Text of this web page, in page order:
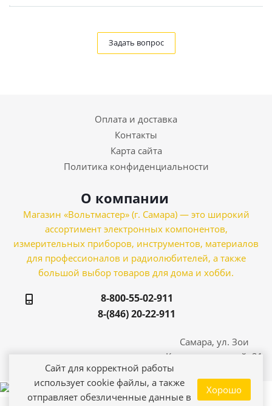
Задать вопрос
Оплата и доставка
Контакты
Карта сайта
Политика конфиденциальности
О компании
Магазин «Вольтмастер» (г. Самара) — это широкий
ассортимент электронных компонентов,
измерительных приборов, инструментов, материалов
для профессионалов и радиолюбителей, а также
большой выбор товаров для дома и хобби.
8-800-55-02-911
8-(846) 20-22-911
Самара, ул. Зои
Космодемьянской, 21
Сайт для корректной работы
использует cookie файлы, а также
отправляет обезличенные данные в
Хорошо